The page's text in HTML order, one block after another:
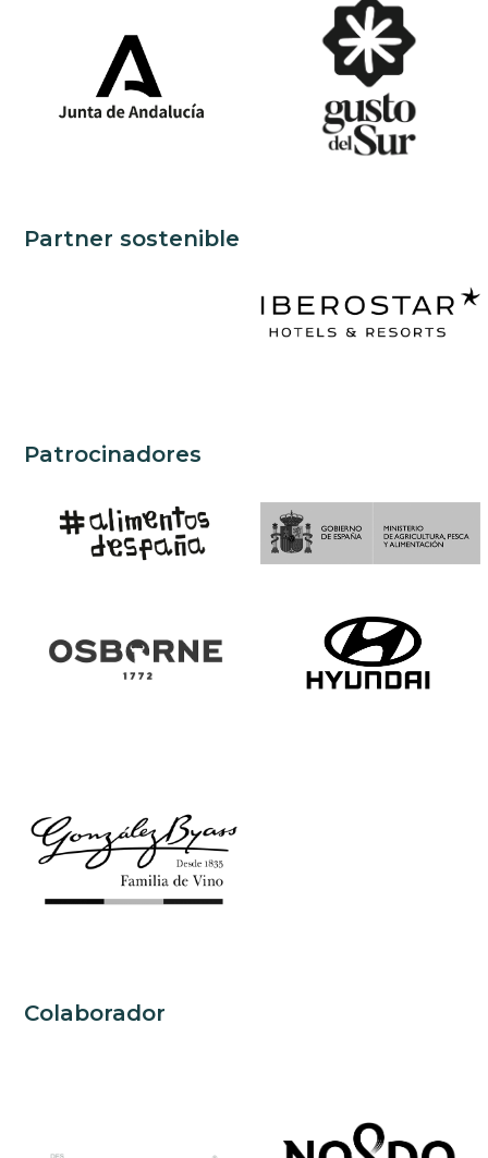
Partner sostenible
Patrocinadores
Colaborador